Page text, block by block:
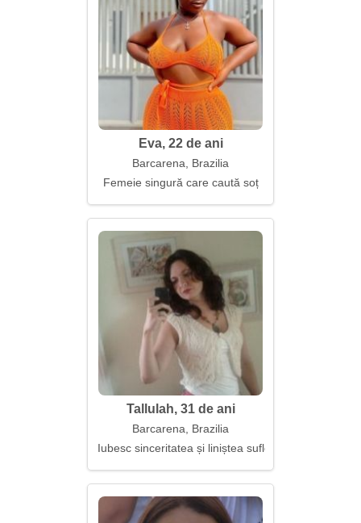
Eva, 22 de ani
Barcarena, Brazilia
Femeie singură care caută soț
Tallulah, 31 de ani
Barcarena, Brazilia
Iubesc sinceritatea și liniștea sufletească